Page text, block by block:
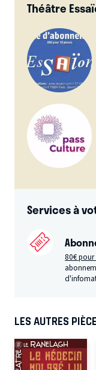
Théâtre
Services à
80€
LES AUTRES